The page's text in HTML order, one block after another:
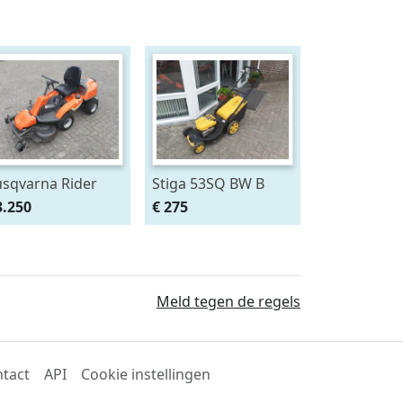
Rider
Stiga 53SQ BW B
€ 275
Meld tegen de regels
API Cookie instellingen